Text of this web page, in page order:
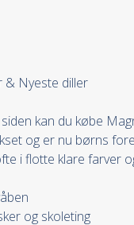
& Nyeste diller
kan du købe
og er nu børns
i flotte klare farver
og skoleting